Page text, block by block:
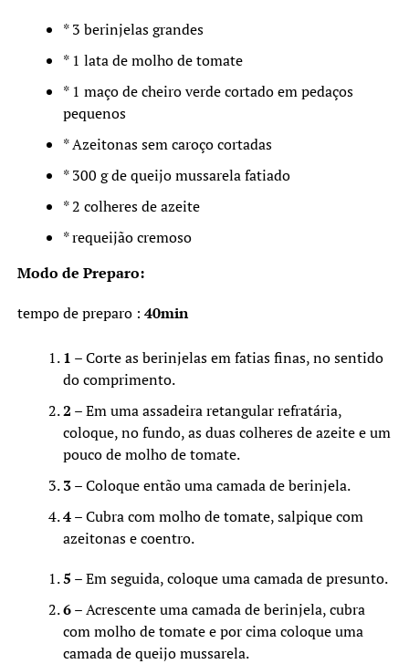
* 3 berinjelas grandes
* 1 lata de molho de tomate
* 1 maço de cheiro verde cortado em pedaços
pequenos
* Azeitonas sem caroço cortadas
* 300 g de queijo mussarela fatiado
* 2 colheres de azeite
* requeijão cremoso
Modo de Preparo:
tempo de preparo : 40min
1 – Corte as berinjelas em fatias finas, no sentido
do comprimento.
2 – Em uma assadeira retangular refratária,
coloque, no fundo, as duas colheres de azeite e um
pouco de molho de tomate.
3– Coloque então uma camada de berinjela.
4– Cubra com molho de tomate, salpique com
azeitonas e coentro.
5 – Em seguida, coloque uma camada de presunto.
6– Acrescente uma camada de berinjela, cubra
com molho de tomate e por cima coloque uma
camada de queijo mussarela.